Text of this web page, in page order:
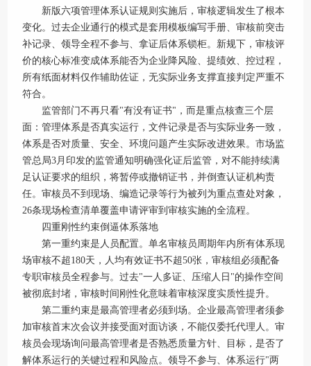
新版六项管理体系认证规则实施后，审核逻辑发生了根本
变化。过去企业通行的模式是套用模板编写手册、审核前突击
补记录、领导全程不参与、拿证后体系锁柜。新规下，审核评
价的核心标准变成体系能否为企业降风险、提绩效、控过程，
所有纸面材料仅作辅助佐证，无实际业务支撑直接判定严重不
符合。
监管部门不再只看"有没有证书"，而是重点核查三个层
面：管理体系是否真实运行，文件记录是否与实际业务一致，
体系是否对质量、安全、环境问题产生实际改进效果。市场监
管总局3月印发的监管通知明确强化证后监管，对不能持续满
足认证要求的组织，将暂停或撤销证书，并倒查认证机构责
任。审核员不到现场、编造记录等行为被列为重点查处对象，
26条现场检查清单覆盖申请评审到审核实施的全流程。
四重刚性约束倒逼体系落地
第一重约束是人员配置。单名审核员周期年内所有体系现
场审核不超180天，人均有效证书不超50张，审核组必须配备
专职审核员全程参与。过去"一人多证、压缩人日"的操作空间
被彻底封堵，审核时间刚性化意味着审核深度实质性提升。
第二重约束是最高管理者必须到场。企业最高管理者须参
加审核首末次会议并接受面对面访谈，不能仅委托代理人。审
核员会现场询问最高管理者是否熟悉质量方针、目标，是否了
解体系运行的关键过程和风险点。领导不参与、体系运行"两